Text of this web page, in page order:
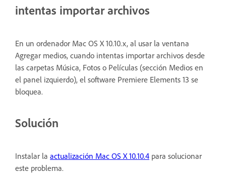
intentas importar archivos
En un ordenador Mac OS X 10.10.x, al usar la ventana
Agregar medios, cuando intentas importar archivos desde
las carpetas Música, Fotos o Películas (sección Medios en
el panel izquierdo), el software Premiere Elements 13 se
bloquea.
Solución
Instalar la actualización Mac OS X 10.10.4 para solucionar
este problema.